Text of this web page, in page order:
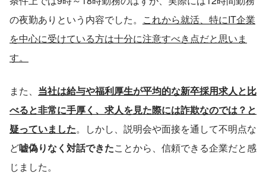
の夜勤ありという内容でした。 これから就活、特にIT企業
を中心に受けている方は十分に注意すべき点だと思いま
す。
また、 当社は給与や福利厚生が平均的な新卒採用求人と比
べると非常に手厚く、求人を見た際には詐欺なのでは？と
疑っていました。しかし、説明会や面接を通して不明点な
ど嘘偽りなく対話できたことから、信頼できる企業だと感
じました。